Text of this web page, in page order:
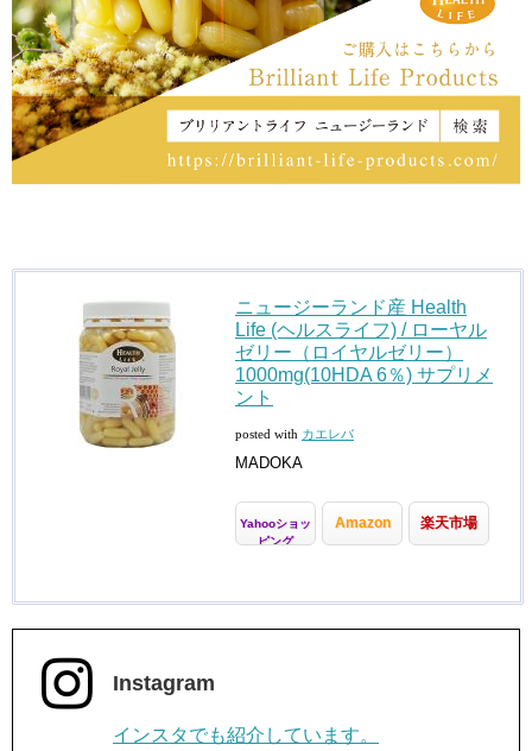
ニュージーランド産 Health
Life (ヘルスライフ) / ローヤル
ゼリー（ロイヤルゼリー）
1000mg(10HDA 6％) サプリメ
ント
posted with カエレバ
MADOKA
Yahooショッ
ピング
Amazon 楽天市場
Instagram
インスタでも紹介しています。